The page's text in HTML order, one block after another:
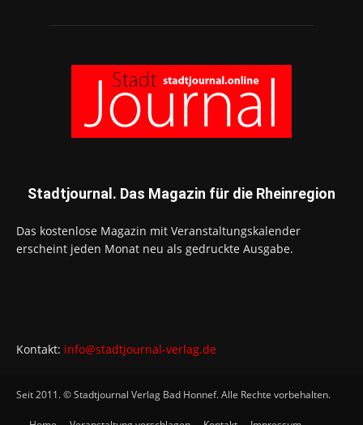
Stadtjournal. Das Magazin für die Rheinregion
Das kostenlose Magazin mit Veranstaltungskalender
erscheint jeden Monat neu als gedruckte Ausgabe.
Kontakt: info@stadtjournal-verlag.de
Seit 2011. © Stadtjournal Verlag Bad Honnef. Alle Rechte vorbehalten.